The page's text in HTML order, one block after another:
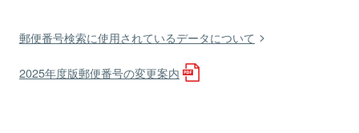
郵便番号検索に使用されているデータについて
2025年度版郵便番号の変更案内